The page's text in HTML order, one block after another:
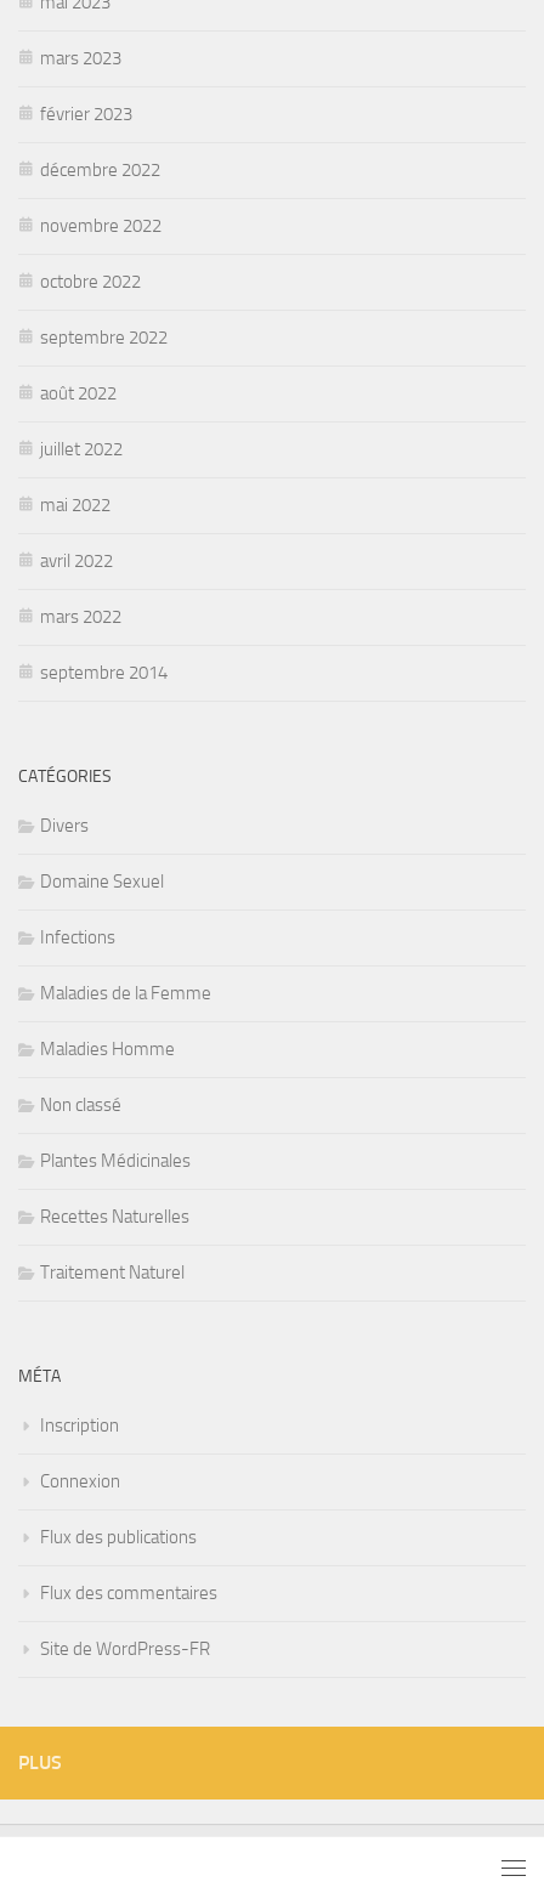
mars 2023
février 2023
décembre 2022
novembre 2022
octobre 2022
septembre 2022
août 2022
juillet 2022
mai 2022
avril 2022
mars 2022
septembre 2014
CATÉGORIES
Divers
Domaine Sexuel
Infections
Maladies de la Femme
Maladies Homme
Non classé
Plantes Médicinales
Recettes Naturelles
Traitement Naturel
MÉTA
Inscription
Connexion
Flux des publications
Flux des commentaires
Site de WordPress-FR
PLUS